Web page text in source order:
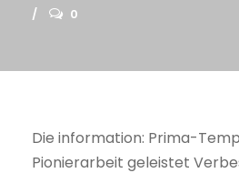
0
Die information: Prima-
Pionierarbeit geleistet